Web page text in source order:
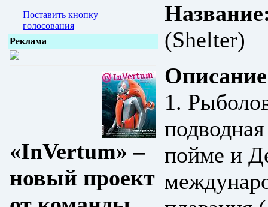
Поставить кнопку
голосования
Реклама
«InVertum» –
новый проект
(Shelter)
1.
пойме и